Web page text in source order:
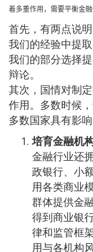
着多重作用，需要平衡金
首先，有两点说
我们的经验中提
我们的部分选择
辩论。
其次，国情对制
作用。多数时候
多数国家具有影
培育金融机
金融行业还
政银行、小
用各类商业
群体提供金
得到商业银
律和监管框
用与各机构